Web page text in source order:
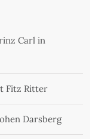
Carl in
Fitz Ritter
Darsberg